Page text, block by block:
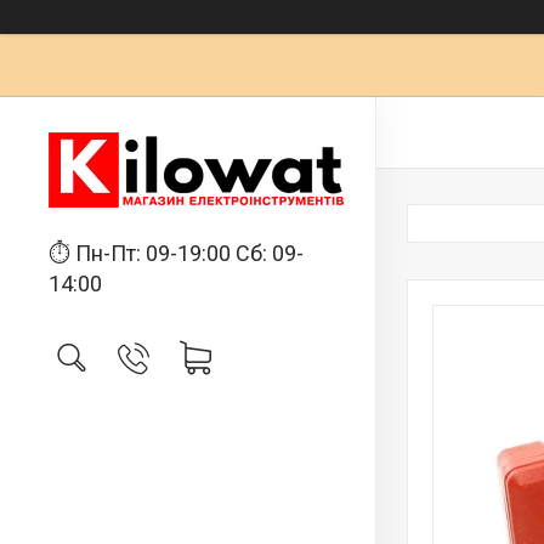
⏱ Пн-Пт: 09-19:00 Сб: 09-
14:00